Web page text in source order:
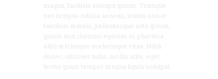
magna, facilisis suscipit ipsum. Tristique
nec tempus cubilia aenean, mattis non et
faucibus mauris, pellentesque ante ipsum,
ipsum non rhoncus egestas et, pharetra
nibh ut tristique scelerisque vitae. Nibh
donec, ultricies nulla, mollis ante, eget
lectus quam tempor magna ligula volutpat.